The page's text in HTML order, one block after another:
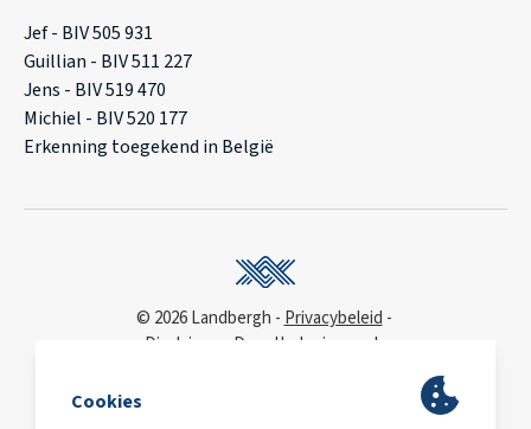
Jef - BIV 505 931
Guillian - BIV 511 227
Jens - BIV 519 470
Michiel - BIV 520 177
Erkenning toegekend in België
© 2026 Landbergh Privacybeleid
Disclaimer
Deonthologie van de
toegankelijkheidsverklaring